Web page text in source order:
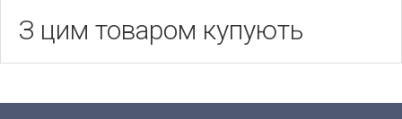
З цим товаром купують